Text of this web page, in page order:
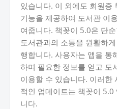
있습니다. 이 외에도 회원증
기능을 제공하여 도서관 이
여줍니다. 책꽂이 5.0은 단
도서관과의 소통을 원활하
행합니다. 사용자는 앱을 통
하며 필요한 정보를 얻고 도
이용할 수 있습니다. 이러한
적인 업데이트는 책꽂이
니다.